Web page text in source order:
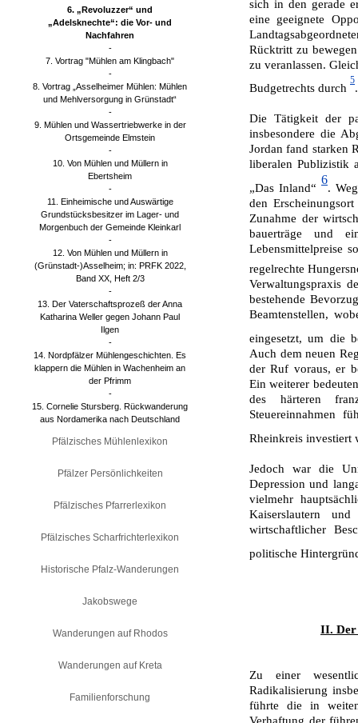
sich in den gerade
eine geeignete
Rücktritt zu
zu veranlassen.
Budgetrechts durch
5
.
Die Tätigkeit der
insbesondere die
Jordan fand starken
liberalen Publizistik
„Das Inland“
6
.
den
Zunahme der
bauerträge und
Lebensmittelpreise
regelrechte
Verwaltungspraxis
bestehende
Beamtenstellen,
eingesetzt, um die
Auch dem neuen
der Ruf voraus, er
Ein weiterer
des härteren
Steuereinnahmen
Rheinkreis investiert
Jedoch war die
Depression und
vielmehr
Kaiserslautern
wirtschaftlicher
politische
II. Der
Zu einer
Radikalisierung
führte die in
6. „Revoluzzer“ und
„Adelsknechte“: die Vor- und
Nachfahren
-
7. Vortrag "Mühlen am Klingbach"
-
8. Vortrag „Asselheimer Mühlen: Mühlen
und Mehlversorgung in Grünstadt“
-
9. Mühlen und Wassertriebwerke in der
Ortsgemeinde Elmstein
-
10. Von Mühlen und Müllern in
Ebertsheim
-
11. Einheimische und Auswärtige
Grundstücksbesitzer im Lager- und
Morgenbuch der Gemeinde Kleinkarl
-
12. Von Mühlen und Müllern in
(Grünstadt-)Asselheim; in: PRFK 2022,
Band XX, Heft 2/3
-
13. Der Vaterschaftsprozeß der Anna
Katharina Weller gegen Johann Paul
Ilgen
-
14. Nordpfälzer Mühlengeschichten. Es
klappern die Mühlen in Wachenheim an
der Pfrimm
-
15. Cornelie Stursberg. Rückwanderung
aus Nordamerika nach Deutschland
Pfälzisches Mühlenlexikon
Pfälzer Persönlichkeiten
Pfälzisches Pfarrerlexikon
Pfälzisches Scharfrichterlexikon
Historische Pfalz-Wanderungen
Jakobswege
Wanderungen auf Rhodos
Wanderungen auf Kreta
Familienforschung